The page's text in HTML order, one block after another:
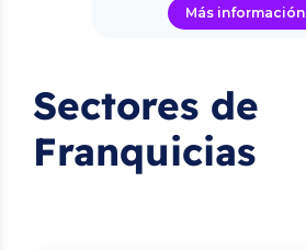
Más información
Sectores de
Franquicias